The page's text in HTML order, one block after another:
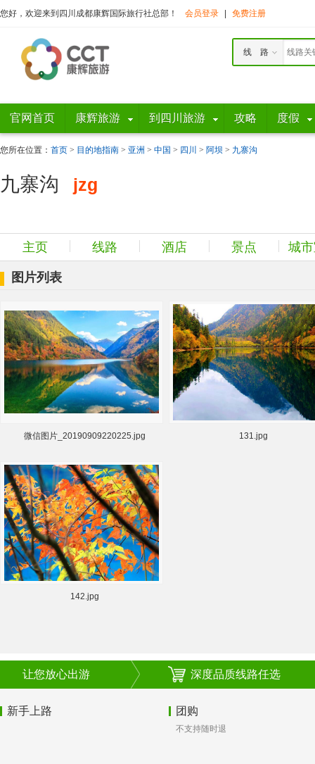
您好，欢迎来到四川成都康辉国际旅行社总部！ 会员登录 免费注册
线 路
官网首页 康辉旅游 到四川旅游 攻略 度假
您所在位置： 首页 > 目的地指南 > 亚洲 > 中国 > 四川 > 阿坝 > 九寨沟
九寨沟 jzg
主页 线路 酒店 景点 城
图片列表
微信图片_20190909220225.jpg 131.jpg
142.jpg
让您放心出游 深度品质线路任选
新手上路 团购
不支持随时退